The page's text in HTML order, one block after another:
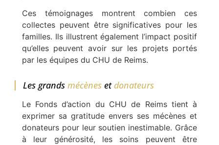
Ces témoignages montrent combien ces
collectes peuvent être significatives pour les
familles. Ils illustrent également l’impact positif
qu’elles peuvent avoir sur les projets portés
par les équipes du CHU de Reims.
Les grands mécèneset donateurs
Le Fonds d’action du CHU de Reims tient à
exprimer sa gratitude envers ses mécènes et
donateurs pour leur soutien inestimable. Grâce
à leur générosité, les soins peuvent être